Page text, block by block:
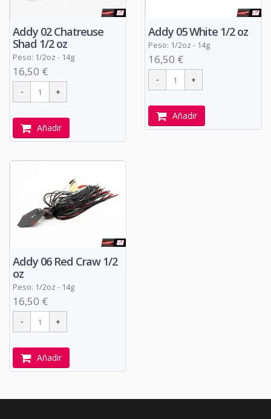
Addy 02 Chatreuse
Shad 1/2 oz
Peso: 1/2oz - 14g
16,50 €
Añadir
Addy 05 White 1/2 oz
Peso: 1/2oz - 14g
16,50 €
Añadir
Addy 06 Red Craw 1/2
oz
Peso: 1/2oz - 14g
16,50 €
Añadir